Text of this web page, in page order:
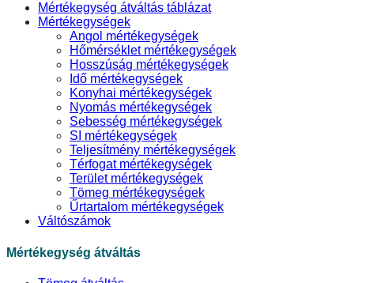
Mértékegység átváltás táblázat
Mértékegységek
Angol mértékegységek
Hőmérséklet mértékegységek
Hosszúság mértékegységek
Idő mértékegységek
Konyhai mértékegységek
Nyomás mértékegységek
Sebesség mértékegységek
SI mértékegységek
Teljesítmény mértékegységek
Térfogat mértékegységek
Terület mértékegységek
Tömeg mértékegységek
Űrtartalom mértékegységek
Váltószámok
Mértékegység átváltás